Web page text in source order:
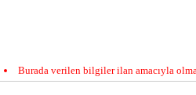
Burada verilen bilgiler ilan amacıyla